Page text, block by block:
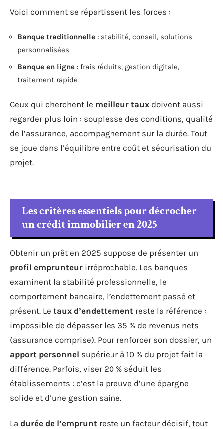
Voici comment se répartissent les forces :
Banque traditionnelle : stabilité, conseil, solutions
personnalisées
Banque en ligne : frais réduits, gestion digitale,
traitement rapide
Ceux qui cherchent le meilleur taux doivent aussi
regarder plus loin : souplesse des conditions, qualité
de l’assurance, accompagnement sur la durée. Tout
se joue dans l’équilibre entre coût et sécurisation du
projet.
Les critères essentiels pour décrocher
un crédit immobilier en 2025
Obtenir un prêt en 2025 suppose de présenter un
profil emprunteur irréprochable. Les banques
examinent la stabilité professionnelle, le
comportement bancaire, l’endettement passé et
présent. Le taux d’endettement reste la référence :
impossible de dépasser les 35 % de revenus nets
(assurance comprise). Pour renforcer son dossier, un
apport personnel supérieur à 10 % du projet fait la
différence. Parfois, viser 20 % séduit les
établissements : c’est la preuve d’une épargne
solide et d’une gestion saine.
La durée de l’emprunt reste un facteur décisif, tout